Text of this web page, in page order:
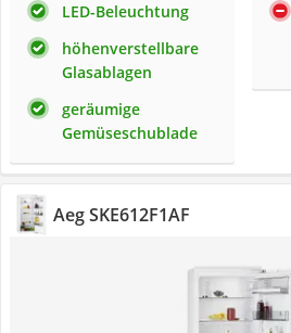
LED-Beleuchtung
höhenverstellbare
Glasablagen
geräumige
Gemüseschublade
Aeg SKE612F1AF